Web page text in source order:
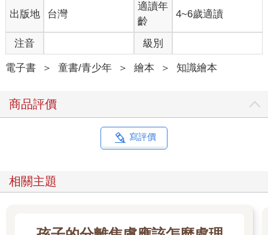
出版地 台灣
適讀年
齡
4~6歲適讀
注音 級別
電子書 ＞ 童書/青少年 ＞ 繪本 ＞ 知識繪本
商品評價
寫評價
相關主題